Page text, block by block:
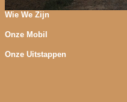
Wie We Zijn
Onze Mobil
Onze Uitstappen